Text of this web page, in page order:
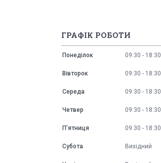
ГРАФІК РОБОТИ
Понеділок 09:30 18:30
Вівторок 09:30 18:30
Середа 09:30 18:30
Четвер 09:30 18:30
Пʼятниця 09:30 18:30
Субота Вихідний